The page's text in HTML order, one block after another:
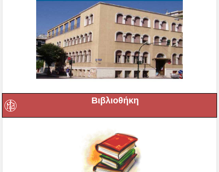
Βιβλιοθήκη